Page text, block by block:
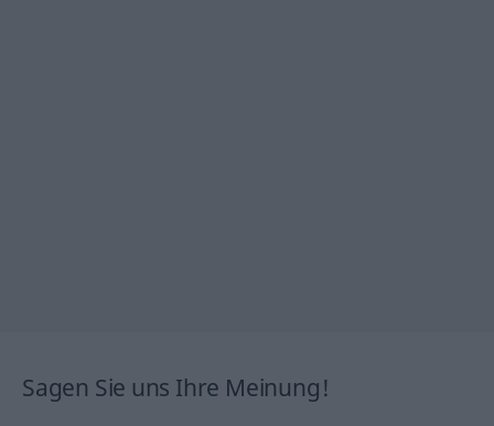
Sagen Sie uns Ihre Meinung!